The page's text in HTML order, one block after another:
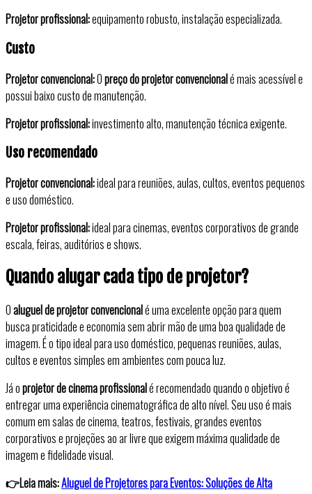
Projetor profissional:equipamento robusto, instalação especializada.
Custo
Projetor convencional:Opreço do projetor convencionalé mais acessível e
possui baixo custo de manutenção.
Projetor profissional:investimento alto, manutenção técnica exigente.
Uso recomendado
Projetor convencional:ideal para reuniões, aulas, cultos, eventos pequenos
e uso doméstico.
Projetor profissional:ideal para cinemas, eventos corporativos de grande
escala, feiras, auditórios e shows.
Quando alugar cada tipo de projetor?
Oaluguel de projetor convencionalé uma excelente opção para quem
busca praticidade e economia sem abrir mão de uma boa qualidade de
imagem. É o tipo ideal para uso doméstico, pequenas reuniões, aulas,
cultos e eventos simples em ambientes com pouca luz.
Já oprojetor de cinema profissionalé recomendado quando o objetivo é
entregar uma experiência cinematográfica de alto nível. Seu uso é mais
comum em salas de cinema, teatros, festivais, grandes eventos
corporativos e projeções ao ar livre que exigem máxima qualidade de
imagem e fidelidade visual.
👉Leia mais:Aluguel de Projetores para Eventos: Soluções de Alta